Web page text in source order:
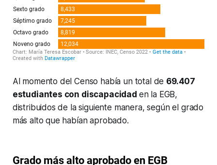
Al momento del Censo había un total de 69.407
estudiantes con discapacidad en la EGB,
distribuidos de la siguiente manera, según el grado
más alto que habían aprobado.